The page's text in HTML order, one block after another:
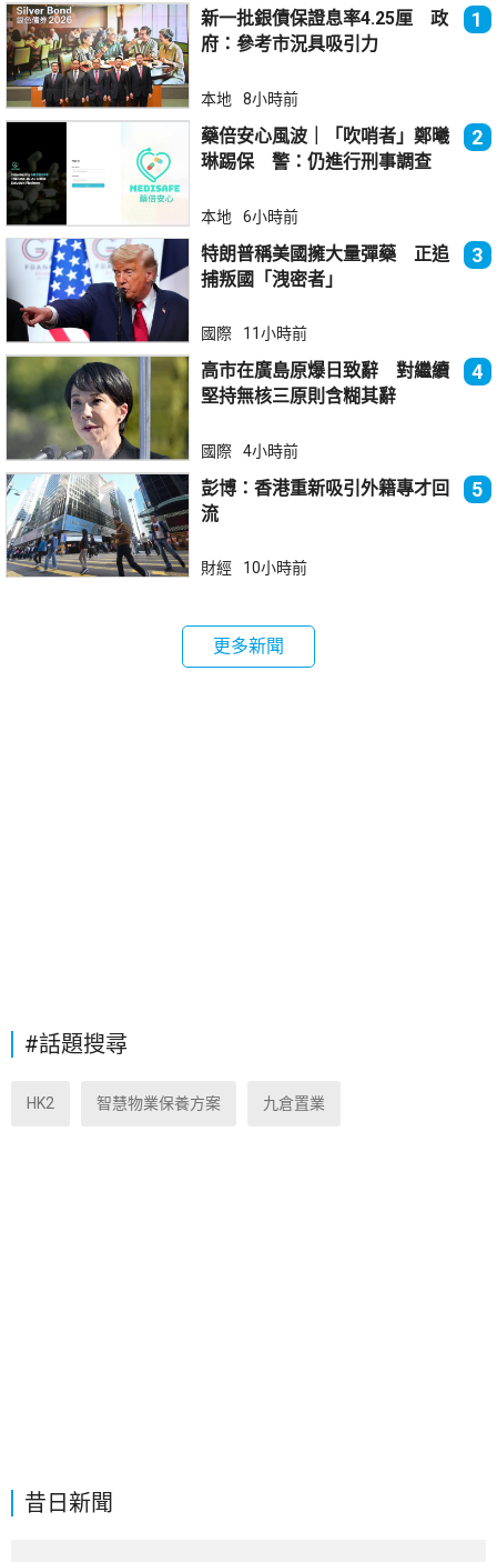
昔日新聞
新一批銀債保證息率4.25厘 政
府：參考市況具吸引力
1
本地 8小時前
藥倍安心風波｜「吹哨者」鄭曦
琳踢保 警：仍進行刑事調查
2
本地 6小時前
特朗普稱美國擁大量彈藥 正追
捕叛國「洩密者」
3
國際 11小時前
高市在廣島原爆日致辭 對繼續
堅持無核三原則含糊其辭
4
國際 4小時前
彭博：香港重新吸引外籍專才回
流
5
財經 10小時前
更多新聞
#話題搜尋
HK2 智慧物業保養方案 九倉置業